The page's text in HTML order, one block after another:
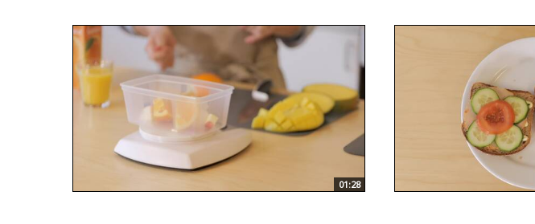
01:28